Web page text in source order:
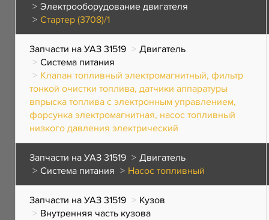
Электрооборудование двигателя
Стартер (3708)/1
Запчасти на УАЗ 31519
Двигатель
Система питания
Клапан топливный электромагнитный, фильтр
тонкой очистки топлива, датчики аппаратуры
впрыска топлива с электронным управлением,
форсунка электромагнитная, насос топливный
низкого давления электрический
Запчасти на УАЗ 31519
Двигатель
Система питания
Насос топливный
Запчасти на УАЗ 31519
Кузов
Внутренняя часть кузова